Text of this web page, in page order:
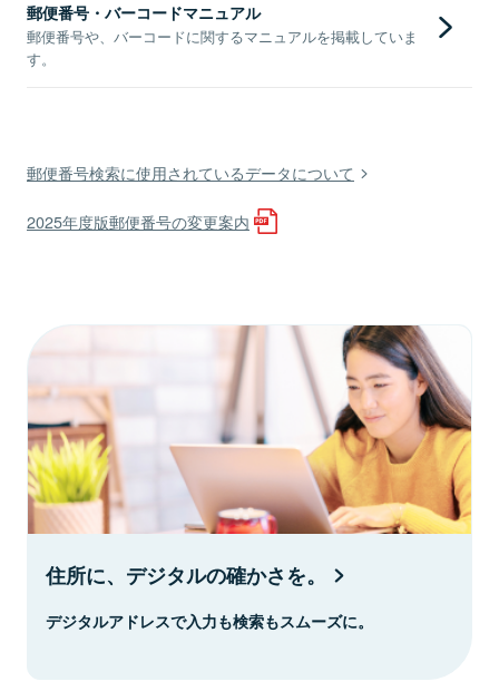
郵便番号・バーコードマニュアル
郵便番号や、バーコードに関するマニュアルを掲載していま
す。
郵便番号検索に使用されているデータについて
2025年度版郵便番号の変更案内
住所に、デジタルの確かさを。
デジタルアドレスで入力も検索もスムーズに。